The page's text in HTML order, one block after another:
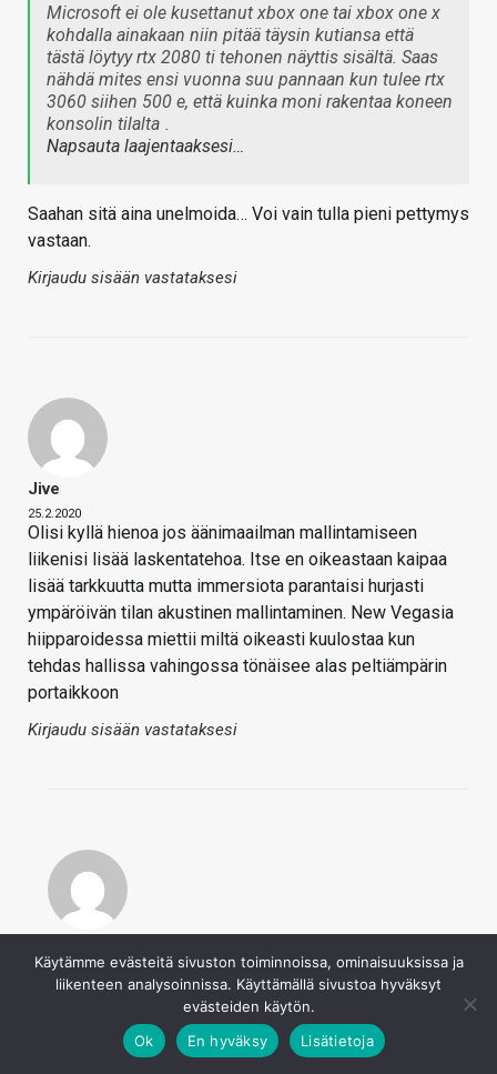
Microsoft ei ole kusettanut xbox one tai xbox one x
kohdalla ainakaan niin pitää täysin kutiansa että
tästä löytyy rtx 2080 ti tehonen näyttis sisältä. Saas
nähdä mites ensi vuonna suu pannaan kun tulee rtx
3060 siihen 500 e, että kuinka moni rakentaa koneen
konsolin tilalta .
Napsauta laajentaaksesi…
Saahan sitä aina unelmoida… Voi vain tulla pieni pettymys
vastaan.
Kirjaudu sisään vastataksesi
Jive
25.2.2020
Olisi kyllä hienoa jos äänimaailman mallintamiseen
liikenisi lisää laskentatehoa. Itse en oikeastaan kaipaa
lisää tarkkuutta mutta immersiota parantaisi hurjasti
ympäröivän tilan akustinen mallintaminen. New Vegasia
hiipparoidessa miettii miltä oikeasti kuulostaa kun
tehdas hallissa vahingossa tönäisee alas peltiämpärin
portaikkoon
Kirjaudu sisään vastataksesi
HerraHumppa
25.2.2020
Tätä kanssa odottelen. Realistiset äänet toisi todella
paljon lisää immersiota peleihin.
Kirjaudu sisään vastataksesi
Käytämme evästeitä sivuston toiminnoissa, ominaisuuksissa ja
liikenteen analysoinnissa. Käyttämällä sivustoa hyväksyt
evästeiden käytön.
Ok
En hyväksy Lisätietoja